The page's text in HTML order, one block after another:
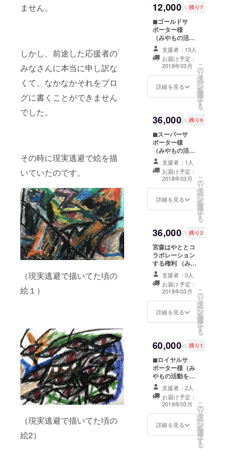
ません。
しかし、前途した応援者の
みなさんに本当に申し訳な
くて、なかなかそれをブロ
グに書くことができません
でした。
その時に現実逃避で絵を描
いていたのです。
（現実逃避で描いてた頃の
絵１）
（現実逃避で描いてた頃の
絵2）
のみの特別情報
す） ・みやもの
絵の依頼の際の
配送料（2000円
相当）永年無料
・みやもグッズ
永年1000円
OFF（1001円以
ります） ・1年
間 個展にてお名
忘年会」にご招
待。（最低限の
飲み代だけかか
ります）
メディア名と
URLも掲載しま
す。 支援の際の
「備考欄」に掲
載OKのお名前or
ニックネーム、
メディア名と
URLを必ずご記
入ください（掲
月13日〜2019年
2月12日まで）
プに招待（先行
ターのみなさん
のみの特別情報
をお届けしま
す） ・みやもの
絵の依頼の際の
配送料（2000円
永年1000円
OFF（1001円以
間 個展にてお名
前掲載 ・年末の
「画家みやもの
忘年会」にご招
待。（最低限の
飲み代だけかか
ります）
12,000円 残り7
◼︎ゴールドサ
ポーター様
（みやもの活動
を月1000円
×12ヶ月の応
援） ・1年間 み
やものブログの
「年間サポー
ター様一覧」に
※ウェブメディア
をお持ちの方は
メディア名と
URLも掲載しま
す。 支援の際の
「備考欄」に掲
載OKのお名前or
ニックネーム、
メディア名と
URLを必ずご記
載期間:2018年2
月13日〜2019年
ク秘密のグルー
情報、サポー
ターのみなさん
のみの情報をお
届けします） ・
みやもの絵の依
頼の際の配送料
もグッズ永年
1000円
ります） ・1年
前掲載 ・年末の
「画家みやもの
忘年会」にご招
待。（最低限の
飲み代だけかか
ります）
支援者：13人
お届け予定：
2018年03月
詳細を見る
こ
の
リ
タ
ー
ン
を
選
択
す
る
36,000円 残り6
◼︎スーパーサ
ポーター様
（みやもの活動
を月3000円
×12ヶ月の応
援） ・1年間 み
やものブログの
「年間サポー
ター様一覧」に
※ウェブメディア
をお持ちの方は
メディア名と
URLも掲載しま
す。 支援の際の
「備考欄」に掲
載OKのお名前or
ニックネーム、
メディア名と
URLを必ずご記
載期間:2018年2
月13日〜2019年
ク秘密のグルー
情報、サポー
ターのみなさん
のみの特別情報
をお届けしま
す） ・みやもの
絵の依頼の際の
永年1000円
OFF（1001円以
支援者：1人
お届け予定：
2018年03月
詳細を見る
こ
の
リ
タ
ー
ン
を
選
択
す
る
36,000円 残り2
宮森はやととコ
ラボレーション
する権利 （みや
もの活動を月
3000円×12ヶ月
の応援） ※個人
の方限定のリ
ターンとなりま
す。（法人関係
一緒にコラボ
レーションでき
ます。（ぼくと
コラボレーショ
ンできそうな企
画を思いついた
方はぜひご支援
ください。ただ
し、「グループ
いいたしま
す。） 企画での
支援者：0人
お届け予定：
2018年03月
詳細を見る
こ
の
リ
タ
ー
ン
を
選
択
す
る
60,000円 残り1
◼︎ロイヤルサ
ポーター様（み
やもの活動を月
5000円×12ヶ月
の応援） ・1年
間 みやものブロ
グの「年間サ
ポーター様一
覧」にお名前掲
特大）。※ウェブ
支援者：2人
お届け予定：
2018年03月
詳細を見る
こ
の
リ
タ
ー
ン
を
選
択
す
る